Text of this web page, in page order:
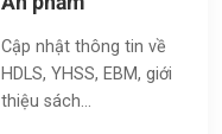
Cập nhật thông tin về
HDLS, YHSS, EBM, giới
thiệu sách…